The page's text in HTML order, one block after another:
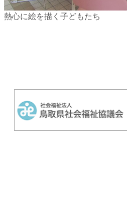
熱心に絵を描く子どもたち